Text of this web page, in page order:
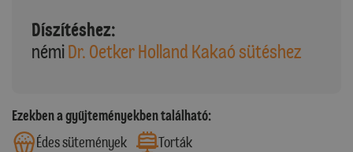
Díszítéshez:
némiDr. Oetker Holland Kakaó sütéshez
Ezekben a gyűjteményekben található:
Édes sütemények
Torták